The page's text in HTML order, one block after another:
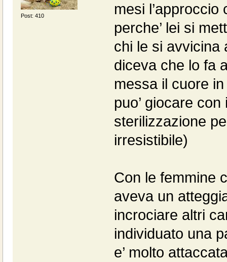
Post: 410
mesi l’approccio
perche’ lei si
chi le si avvicina
diceva che lo fa
messa il cuore
puo’ giocare
sterilizzazione
irresistibile)
Con le femmine
aveva un
incrociare altri
individuato una
e’ molto